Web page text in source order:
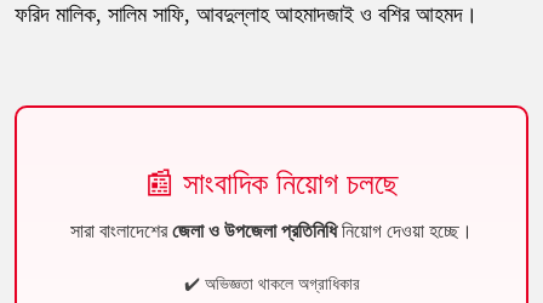
ফরিদ মালিক, সালিম সাফি, আবদুল্লাহ আহমাদজাই ও বশির আহমদ।
📰 সাংবাদিক নিয়োগ চলছে
সারা বাংলাদেশেরজেলা ও উপজেলা প্রতিনিধিনিয়োগ দেওয়া হচ্ছে।
✔️ অভিজ্ঞতা থাকলে অগ্রাধিকার